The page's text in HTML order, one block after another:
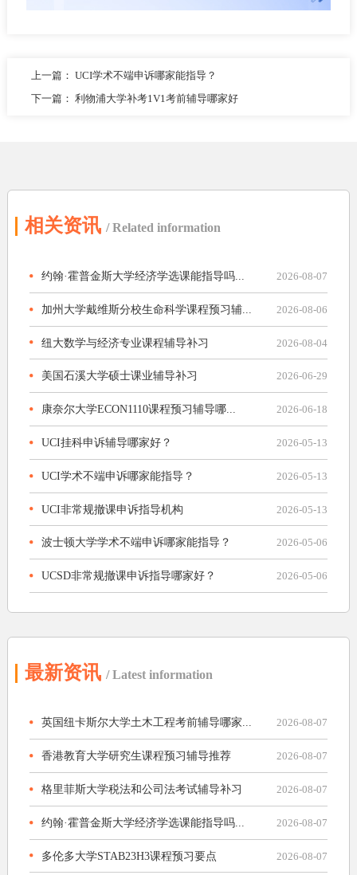
上一篇： UCI学术不端申诉哪家能指导？
下一篇： 利物浦大学补考1V1考前辅导哪家好
相关资讯 / Related information
约翰·霍普金斯大学经济学选课能指导吗... 2026-08-07
加州大学戴维斯分校生命科学课程预习辅... 2026-08-06
纽大数学与经济专业课程辅导补习 2026-08-04
美国石溪大学硕士课业辅导补习 2026-06-29
康奈尔大学ECON1110课程预习辅导哪... 2026-06-18
UCI挂科申诉辅导哪家好？ 2026-05-13
UCI学术不端申诉哪家能指导？ 2026-05-13
UCI非常规撤课申诉指导机构 2026-05-13
波士顿大学学术不端申诉哪家能指导？ 2026-05-06
UCSD非常规撤课申诉指导哪家好？ 2026-05-06
最新资讯 / Latest information
英国纽卡斯尔大学土木工程考前辅导哪家... 2026-08-07
香港教育大学研究生课程预习辅导推荐 2026-08-07
格里菲斯大学税法和公司法考试辅导补习 2026-08-07
约翰·霍普金斯大学经济学选课能指导吗... 2026-08-07
多伦多大学STAB23H3课程预习要点 2026-08-07